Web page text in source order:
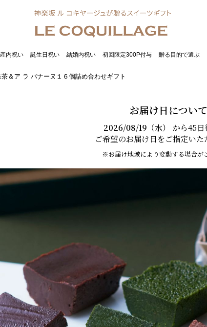
内祝い 誕生日祝い 結婚内祝い 初回限定300P付与 贈る目的で選ぶ
＆ア ラ バナーヌ１６個詰め合わせギフト
お届け日について
2026/08/19（水）
から45日
ご希望のお届け日をご指定いた
※お届け地域により変動する場合が